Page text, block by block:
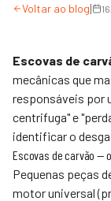
Voltar ao blog|
Escovas de
mecânicas que
responsáveis por
centrifuga" e
identificar o
Escovas de carvão —
Pequenas peças
motor universal